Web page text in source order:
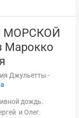
МОРСКОЙ
Марокко
Джульетты -
дождь.
и Олег.